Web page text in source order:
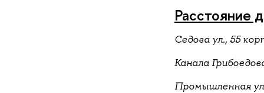
Расстояние
Седова ул., 55
Канала
Промышленная